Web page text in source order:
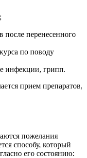
после перенесенного
по поводу
инфекции, грипп.
прием препаратов,
пожелания
способу, который
его состоянию: